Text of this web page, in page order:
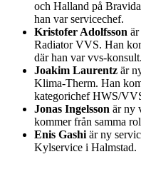
och Halland på
han var servicechef.
Kristofer Adolfsson
Radiator VVS. Han
där han var vvs-konsult.
Joakim Laurentz är
Klima-Therm. Han
kategorichef HWS/
Jonas Ingelsson är ny
kommer från samma
Enis Gashi är ny
Kylservice i Halmstad.